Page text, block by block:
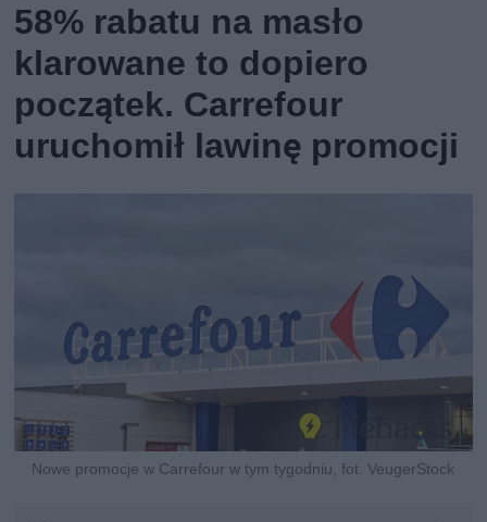
58% rabatu na masło
klarowane to dopiero
początek. Carrefour
uruchomił lawinę promocji
Nowe promocje w Carrefour w tym tygodniu, fot. VeugerStock